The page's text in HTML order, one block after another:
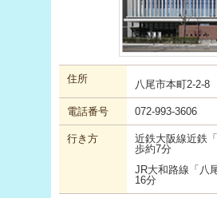
住所 八尾市本町2-2-8
電話番号 072-993-3606
行き方
近鉄大阪線近鉄
歩約7分
JR大和路線「八
16分